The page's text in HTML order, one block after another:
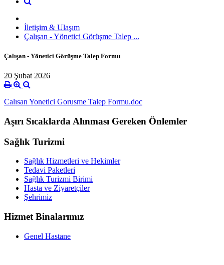
İletişim & Ulaşım
Çalışan - Yönetici Görüşme Talep ...
Çalışan - Yönetici Görüşme Talep Formu
20 Şubat 2026
Calısan Yonetici Gorusme Talep Formu.doc
Aşırı Sıcaklarda Alınması Gereken Önlemler
Sağlık Turizmi
Sağlık Hizmetleri ve Hekimler
Tedavi Paketleri
Sağlık Turizmi Birimi
Hasta ve Ziyaretçiler
Şehrimiz
Hizmet Binalarımız
Genel Hastane